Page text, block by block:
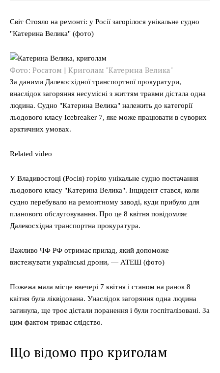
Світ Стояло на ремонті: у Росії загорілося унікальне судно
"Катерина Велика" (фото)
Фото: Росатом | Криголам "Катерина Велика"
За даними Далекосхідної транспортної прокуратури,
внаслідок загоряння несумісні з життям травми дістала одна
людина. Судно "Катерина Велика" належить до категорії
льодового класу Icebreaker 7, яке може працювати в суворих
арктичних умовах.
Related video
У Владивостоці (Росія) горіло унікальне судно постачання
льодового класу "Катерина Велика". Інцидент стався, коли
судно перебувало на ремонтному заводі, куди прибуло для
планового обслуговування. Про це 8 квітня повідомляє
Далекосхідна транспортна прокуратура.
Важливо ЧФ РФ отримає прилад, який допоможе
вистежувати українські дрони, — АТЕШ (фото)
Пожежа мала місце ввечері 7 квітня і станом на ранок 8
квітня була ліквідована. Унаслідок загоряння одна людина
загинула, ще троє дістали поранення і були госпіталізовані. За
цим фактом триває слідство.
Що відомо про криголам